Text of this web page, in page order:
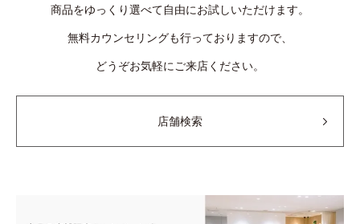
商品をゆっくり選べて自由にお試しいただけます。
無料カウンセリングも行っておりますので、
どうぞお気軽にご来店ください。
店舗検索